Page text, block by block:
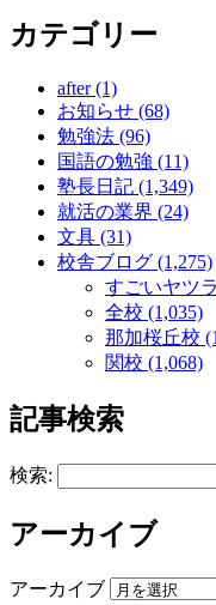
カテゴリー
after (1)
お知らせ (68)
勉強法 (96)
国語の勉強 (11)
塾長日記 (1,349)
就活の業界 (24)
文具 (31)
校舎ブログ (1,275)
すごいヤツ
全校 (1,035)
那加桜丘校
関校 (1,068)
記事検索
検索:
アーカイブ
アーカイブ